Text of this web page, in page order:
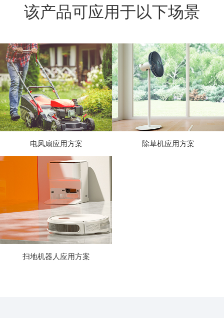
该产品可应用于以下场景
电风扇应用方案 除草机应用方案
扫地机器人应用方案